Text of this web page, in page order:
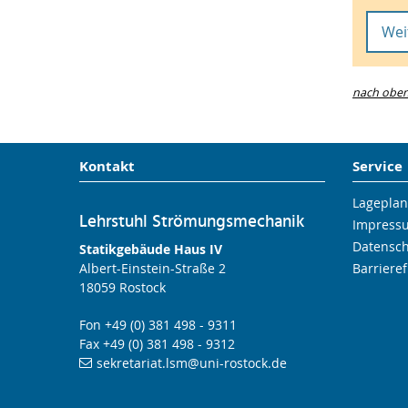
ist
nach
Kontakt
Lehrstuhl Strömungsmechanik
Statikgebäude Haus IV
Albert-Einstein-Straße 2
18059 Rostock
Fon +49 (0) 381 498 - 9311
Fax +49 (0) 381 498 - 9312
sekretariat.lsm@uni-rostock.de
Service